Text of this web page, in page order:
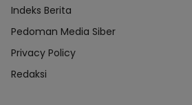
Indeks Berita
Pedoman Media Siber
Privacy Policy
Redaksi